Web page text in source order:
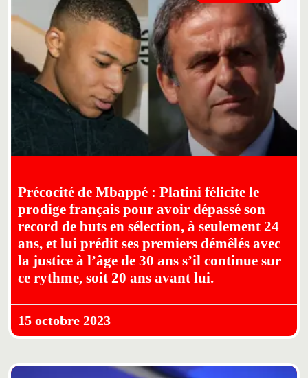
Précocité de Mbappé : Platini félicite le
prodige français pour avoir dépassé son
record de buts en sélection, à seulement 24
ans, et lui prédit ses premiers démêlés avec
la justice à l’âge de 30 ans s’il continue sur
ce rythme, soit 20 ans avant lui.
15 octobre 2023